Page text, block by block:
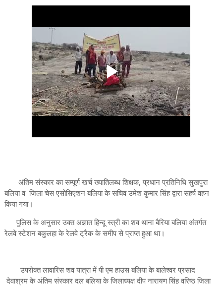
अंतिम संस्कार का सम्पूर्ण खर्च ख्यातिलब्ध शिक्षक, प्रधान प्रतिनिधि सुखपुरा
बलिया व जिला चेस एसोसिएशन बलिया के सचिव उमेश कुमार सिंह द्वारा सहर्ष वहन
किया गया।
पुलिस के अनुसार उक्त अज्ञात हिन्दू स्त्री का शव थाना बैरिया बलिया अंतर्गत
रेलवे स्टेशन बकुलहा के रेलवे ट्रैक के समीप से प्राप्त हुआ था।
उपरोक्त लावारिस शव यात्रा में पी एम हाउस बलिया के बालेश्वर प्रसाद
देवाश्रम के अंतिम संस्कार दल बलिया के जिलाध्यक्ष दीप नारायण सिंह वरिष्ठ जिला